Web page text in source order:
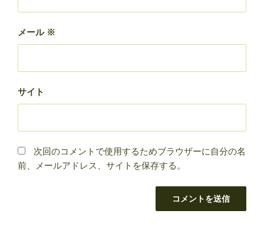
メール ※
サイト
次回のコメントで使用するためブラウザーに自分の名
前、メールアドレス、サイトを保存する。